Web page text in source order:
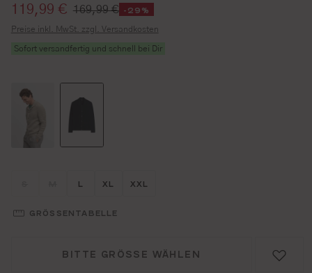
Verkaufspreis:
119,99 € 169,99 € -29%
Preise inkl. MwSt. zzgl. Versandkosten
Sofort versandfertig und schnell bei Dir
Größe wählen
Größe wählen
Größe wählen
L Größe wählen
XL Größe wählen
XXL
GRÖSSENTABELLE
BITTE GRÖSSE WÄHLEN